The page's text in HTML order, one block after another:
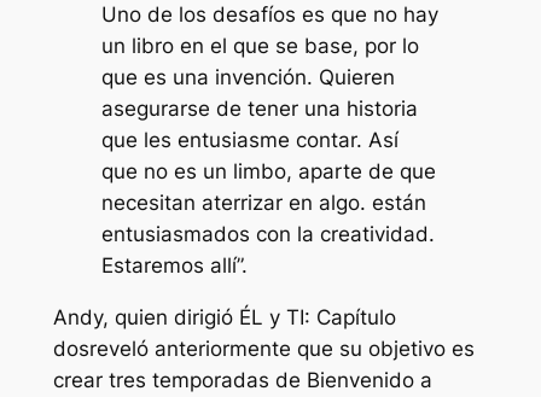
Uno de los desafíos es que no hay
un libro en el que se base, por lo
que es una invención. Quieren
asegurarse de tener una historia
que les entusiasme contar. Así
que no es un limbo, aparte de que
necesitan aterrizar en algo. están
entusiasmados con la creatividad.
Estaremos allí”.
Andy, quien dirigió ÉL y TI: Capítulo
dosreveló anteriormente que su objetivo es
crear tres temporadas de Bienvenido a